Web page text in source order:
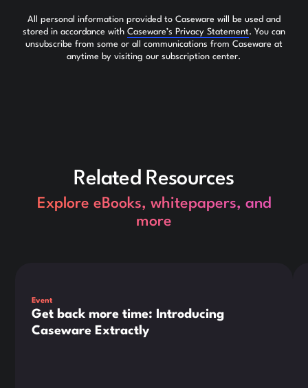
All personal information provided to Caseware will be used and
stored in accordance with Caseware’s Privacy Statement. You can
unsubscribe from some or all communications from Caseware at
anytime by visiting our subscription center.
Related Resources
Explore eBooks, whitepapers, and
more
Event
Get back more time: Introducing
Caseware Extractly